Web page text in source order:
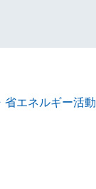
省エネルギー活動